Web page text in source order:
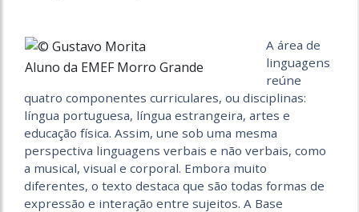
Aluno da EMEF Morro Grande
A área de
linguagens
reúne
quatro componentes curriculares, ou disciplinas:
língua portuguesa, língua estrangeira, artes e
educação física. Assim, une sob uma mesma
perspectiva linguagens verbais e não verbais, como
a musical, visual e corporal. Embora muito
diferentes, o texto destaca que são todas formas de
expressão e interação entre sujeitos. A Base